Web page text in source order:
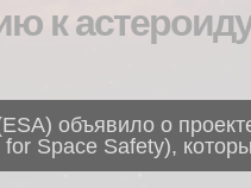
к
объявило о
Space Safety),